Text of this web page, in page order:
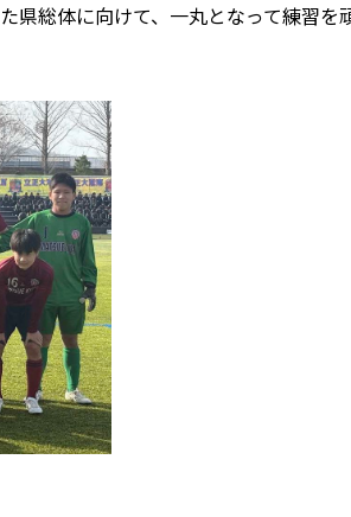
総体に向けて、一丸となって練習を